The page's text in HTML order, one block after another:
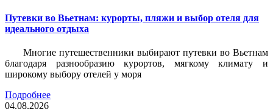
Путевки во Вьетнам: курорты, пляжи и выбор отеля для
идеального отдыха
Многие путешественники выбирают путевки во Вьетнам
благодаря разнообразию курортов, мягкому климату и
широкому выбору отелей у моря
Подробнее
04.08.2026